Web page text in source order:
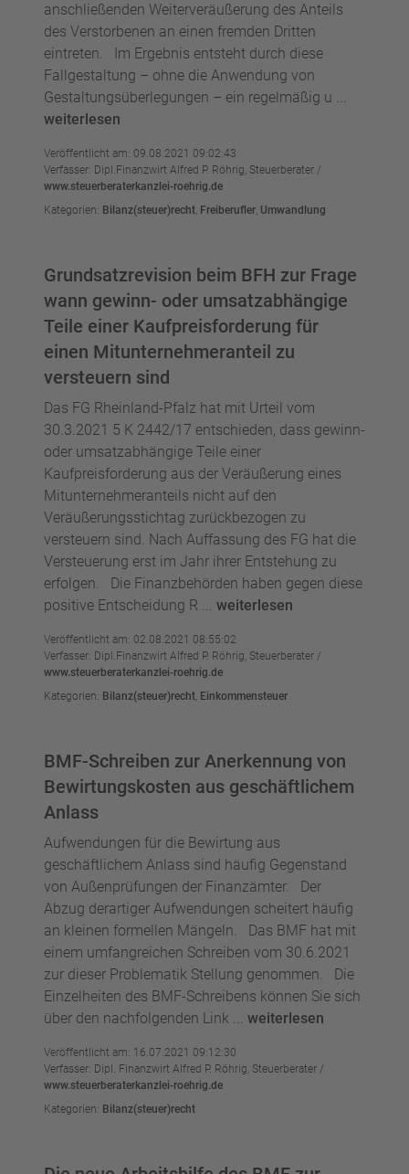
anschließenden Weiterveräußerung des Anteils
des Verstorbenen an einen fremden Dritten
eintreten. Im Ergebnis entsteht durch diese
Fallgestaltung – ohne die Anwendung von
Gestaltungsüberlegungen – ein regelmäßig u ...
weiterlesen
Veröffentlicht am: 09.08.2021 09:02:43
Verfasser: Dipl.Finanzwirt Alfred P. Röhrig, Steuerberater /
www.steuerberaterkanzlei-roehrig.de
Kategorien: Bilanz(steuer)recht, Freiberufler, Umwandlung
Grundsatzrevision beim BFH zur Frage
wann gewinn- oder umsatzabhängige
Teile einer Kaufpreisforderung für
einen Mitunternehmeranteil zu
versteuern sind
Das FG Rheinland-Pfalz hat mit Urteil vom
30.3.2021 5 K 2442/17 entschieden, dass gewinn-
oder umsatzabhängige Teile einer
Kaufpreisforderung aus der Veräußerung eines
Mitunternehmeranteils nicht auf den
Veräußerungsstichtag zurückbezogen zu
versteuern sind. Nach Auffassung des FG hat die
Versteuerung erst im Jahr ihrer Entstehung zu
erfolgen. Die Finanzbehörden haben gegen diese
positive Entscheidung R ... weiterlesen
Veröffentlicht am: 02.08.2021 08:55:02
Verfasser: Dipl.Finanzwirt Alfred P. Röhrig, Steuerberater /
www.steuerberaterkanzlei-roehrig.de
Kategorien: Bilanz(steuer)recht, Einkommensteuer
BMF-Schreiben zur Anerkennung von
Bewirtungskosten aus geschäftlichem
Anlass
Aufwendungen für die Bewirtung aus
geschäftlichem Anlass sind häufig Gegenstand
von Außenprüfungen der Finanzämter. Der
Abzug derartiger Aufwendungen scheitert häufig
an kleinen formellen Mängeln. Das BMF hat mit
einem umfangreichen Schreiben vom 30.6.2021
zur dieser Problematik Stellung genommen. Die
Einzelheiten des BMF-Schreibens können Sie sich
über den nachfolgenden Link ... weiterlesen
Veröffentlicht am: 16.07.2021 09:12:30
Verfasser: Dipl. Finanzwirt Alfred P. Röhrig, Steuerberater /
www.steuerberaterkanzlei-roehrig.de
Kategorien: Bilanz(steuer)recht